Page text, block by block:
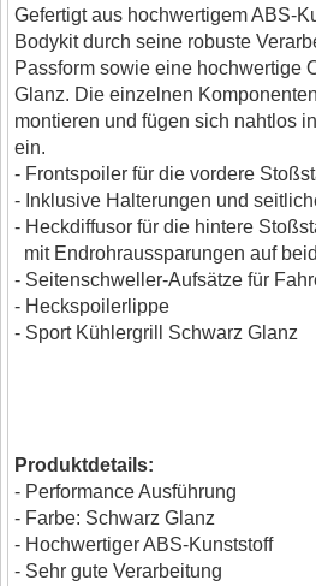
Gefertigt aus hochwertigem ABS-
Bodykit durch seine robuste
Passform sowie eine hochwertige
Glanz. Die einzelnen
montieren und fügen sich nahtlos
ein.
- Frontspoiler für die vordere
- Inklusive Halterungen und
- Heckdiffusor für die hintere
mit Endrohraussparungen auf
- Seitenschweller-Aufsätze für
- Heckspoilerlippe
- Sport Kühlergrill Schwarz Glanz
Produktdetails:
- Performance Ausführung
- Farbe: Schwarz Glanz
- Hochwertiger ABS-Kunststoff
- Sehr gute Verarbeitung